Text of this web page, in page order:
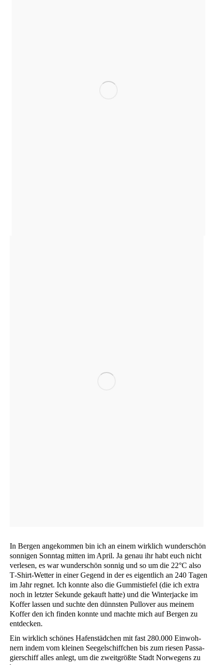
In Ber­gen ange­kom­men bin ich an einem wirk­lich wun­der­schön
son­ni­gen Sonn­tag mit­ten im April. Ja genau ihr habt euch nicht
ver­le­sen, es war wun­der­schön son­nig und so um die 22°C also
T‑Shirt-Wet­ter in einer Gegend in der es eigent­lich an 240 Tagen
im Jahr reg­net. Ich konn­te also die Gum­mi­stie­fel (die ich extra
noch in letz­ter Sekun­de gekauft hat­te) und die Win­ter­ja­cke im
Kof­fer las­sen und such­te den dünns­ten Pull­over aus mei­nem
Kof­fer den ich fin­den konn­te und mach­te mich auf Ber­gen zu
entdecken.
Ein wirk­lich schö­nes Hafen­städ­chen mit fast 280.000 Ein­woh­
nern indem vom klei­nen See­gel­schiff­chen bis zum rie­sen Pas­sa­
gier­schiff alles anlegt, um die zweit­größ­te Stadt Nor­we­gens zu